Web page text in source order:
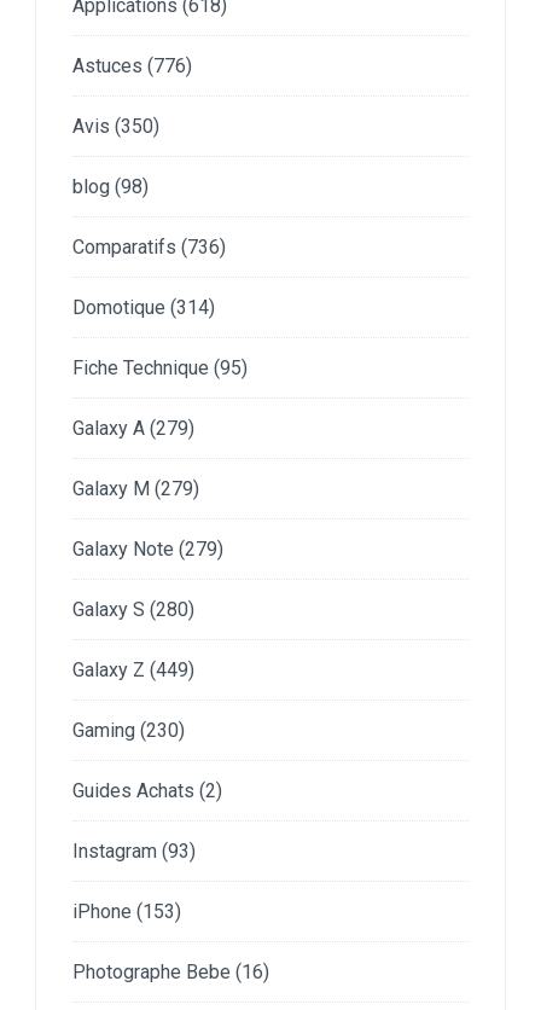
Applications (618)
Astuces (776)
Avis (350)
blog (98)
Comparatifs (736)
Domotique (314)
Fiche Technique (95)
Galaxy A (279)
Galaxy M (279)
Galaxy Note (279)
Galaxy S (280)
Galaxy Z (449)
Gaming (230)
Guides Achats (2)
Instagram (93)
iPhone (153)
Photographe Bebe (16)